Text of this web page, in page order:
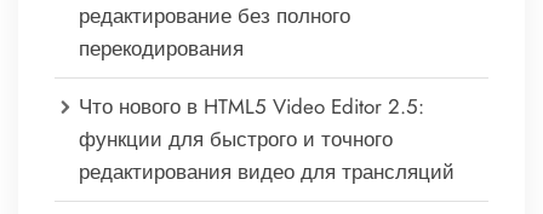
редактирование без полного
перекодирования
Что нового в HTML5 Video Editor 2.5:
функции для быстрого и точного
редактирования видео для трансляций